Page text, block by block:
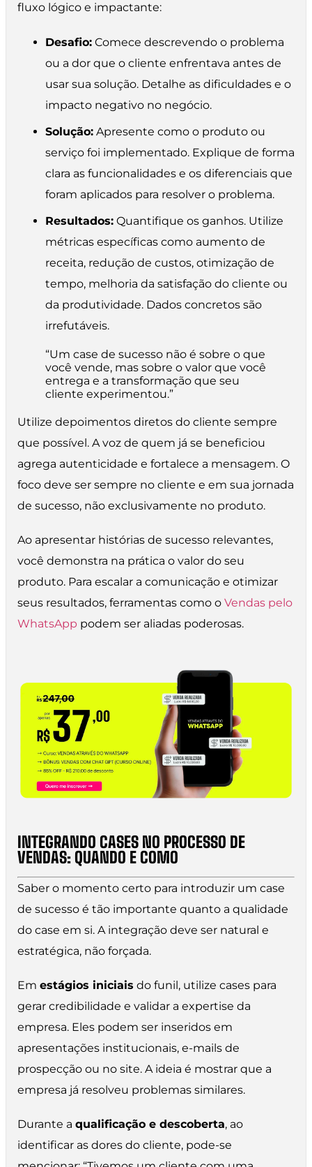
fluxo lógico e impactante:
Desafio: Comece descrevendo o problema
ou a dor que o cliente enfrentava antes de
usar sua solução. Detalhe as dificuldades e o
impacto negativo no negócio.
Solução: Apresente como o produto ou
serviço foi implementado. Explique de forma
clara as funcionalidades e os diferenciais que
foram aplicados para resolver o problema.
Resultados: Quantifique os ganhos. Utilize
métricas específicas como aumento de
receita, redução de custos, otimização de
tempo, melhoria da satisfação do cliente ou
da produtividade. Dados concretos são
irrefutáveis.
“Um case de sucesso não é sobre o que
você vende, mas sobre o valor que você
entrega e a transformação que seu
cliente experimentou.”
Utilize depoimentos diretos do cliente sempre
que possível. A voz de quem já se beneficiou
agrega autenticidade e fortalece a mensagem. O
foco deve ser sempre no cliente e em sua jornada
de sucesso, não exclusivamente no produto.
Ao apresentar histórias de sucesso relevantes,
você demonstra na prática o valor do seu
produto. Para escalar a comunicação e otimizar
seus resultados, ferramentas como o Vendas pelo
WhatsApp podem ser aliadas poderosas.
INTEGRANDO CASES NO PROCESSO DE
VENDAS: QUANDO E COMO
Saber o momento certo para introduzir um case
de sucesso é tão importante quanto a qualidade
do case em si. A integração deve ser natural e
estratégica, não forçada.
Em estágios iniciais do funil, utilize cases para
gerar credibilidade e validar a expertise da
empresa. Eles podem ser inseridos em
apresentações institucionais, e-mails de
prospecção ou no site. A ideia é mostrar que a
empresa já resolveu problemas similares.
Durante a qualificação e descoberta, ao
identificar as dores do cliente, pode-se